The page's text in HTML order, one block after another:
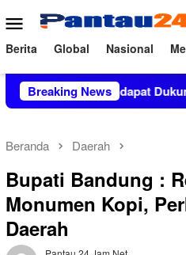
ke
konten
Menu
Mobile
Berita Global Nasional
Breaking News
Mendapat Dukungan
Beranda Daerah
Bupati Bandung :
Monumen Kopi,
Daerah